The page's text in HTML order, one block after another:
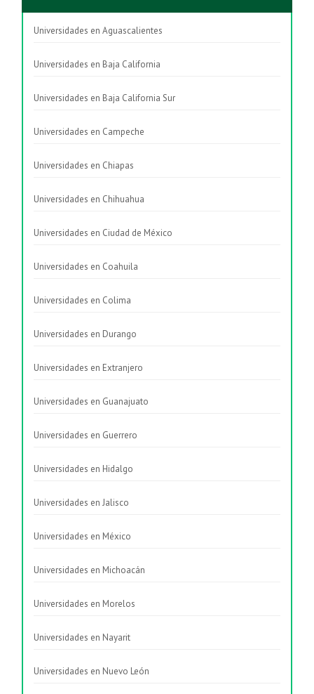
Universidades en Aguascalientes
Universidades en Baja California
Universidades en Baja California Sur
Universidades en Campeche
Universidades en Chiapas
Universidades en Chihuahua
Universidades en Ciudad de México
Universidades en Coahuila
Universidades en Colima
Universidades en Durango
Universidades en Extranjero
Universidades en Guanajuato
Universidades en Guerrero
Universidades en Hidalgo
Universidades en Jalisco
Universidades en México
Universidades en Michoacán
Universidades en Morelos
Universidades en Nayarit
Universidades en Nuevo León